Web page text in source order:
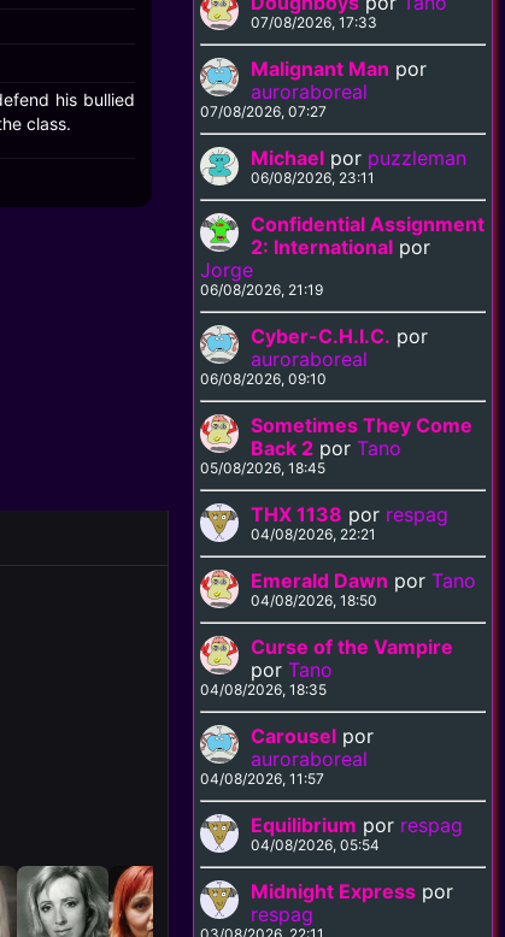
his bullied
class.
07/08/2026, 17:33
Malignant Man por
auroraboreal
07/08/2026, 07:27
Michael por puzzleman
06/08/2026, 23:11
Confidential Assignment
2: International por
Jorge
06/08/2026, 21:19
Cyber-C.H.I.C. por
auroraboreal
06/08/2026, 09:10
Sometimes They Come
Back 2 porTano
05/08/2026, 18:45
THX 1138 por respag
04/08/2026, 22:21
Emerald Dawn porTano
04/08/2026, 18:50
Curse of the Vampire
porTano
04/08/2026, 18:35
Carousel por
auroraboreal
04/08/2026, 11:57
Equilibrium por respag
04/08/2026, 05:54
Midnight Express por
respag